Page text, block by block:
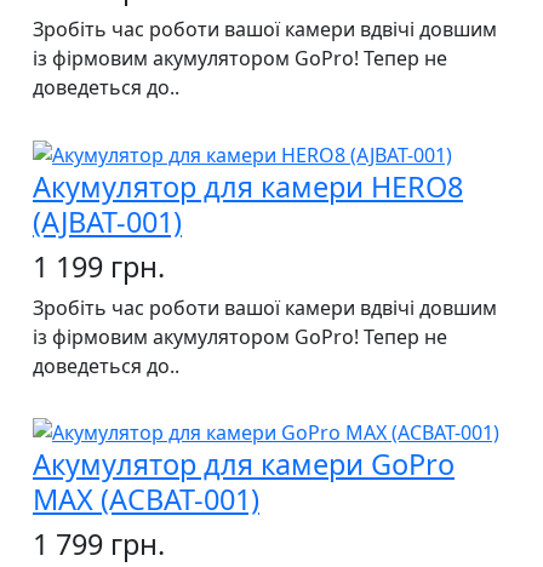
Зробіть час роботи вашої камери вдвічі довшим
із фірмовим акумулятором GoPro! Тепер не
доведеться до..
Акумулятор для камери HERO8
(AJBAT-001)
1 199 грн.
Зробіть час роботи вашої камери вдвічі довшим
із фірмовим акумулятором GoPro! Тепер не
доведеться до..
Акумулятор для камери GoPro
MAX (ACBAT-001)
1 799 грн.